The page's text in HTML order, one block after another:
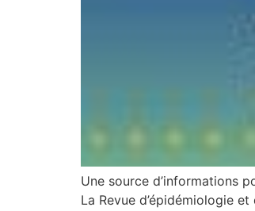
Une source d’informations
La Revue d’épidémiologie